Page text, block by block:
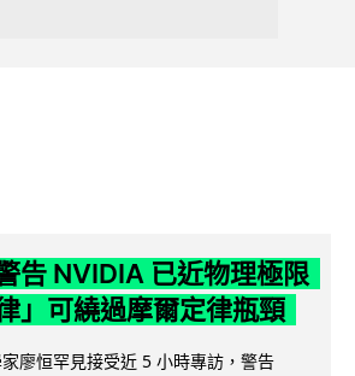
告 NVIDIA 已近物理極限
」可繞過摩爾定律瓶頸
廖恒罕見接受近 5 小時專訪，警告